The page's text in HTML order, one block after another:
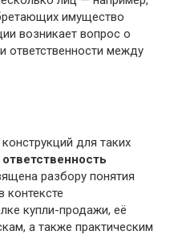
имущество
возникает вопрос о
ответственности между
для таких
разбору понятия
контексте
купли-продажи, её
а также практическим